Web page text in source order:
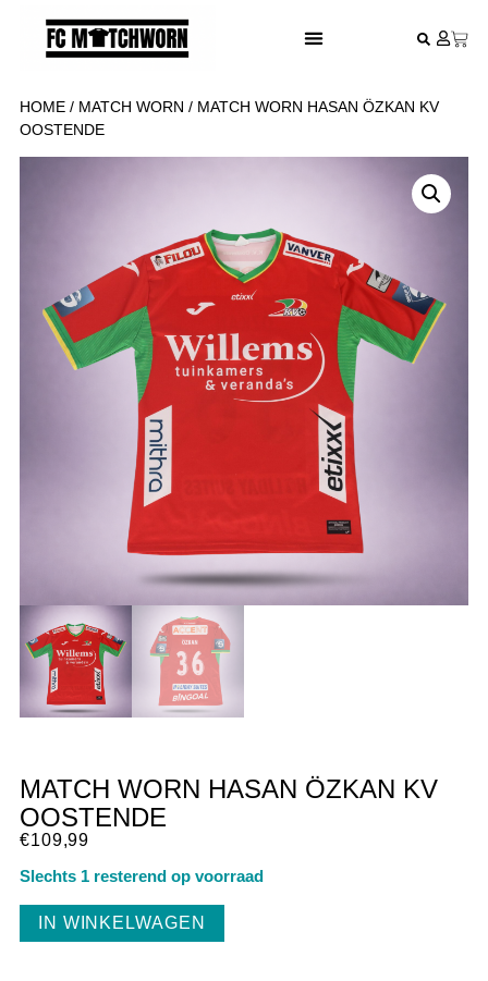
HOME/ MATCH WORN / MATCH WORN HASAN ÖZKAN KV
OOSTENDE
MATCH WORN HASAN ÖZKAN KV
OOSTENDE
€109,99
Slechts 1 resterend op voorraad
IN WINKELWAGEN